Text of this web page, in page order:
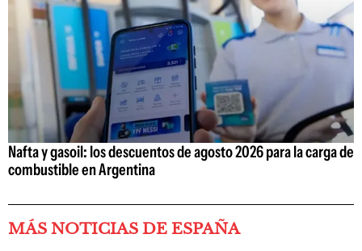
Nafta y gasoil: los descuentos de agosto 2026 para la carga de
combustible en Argentina
MÁS NOTICIAS DE ESPAÑA